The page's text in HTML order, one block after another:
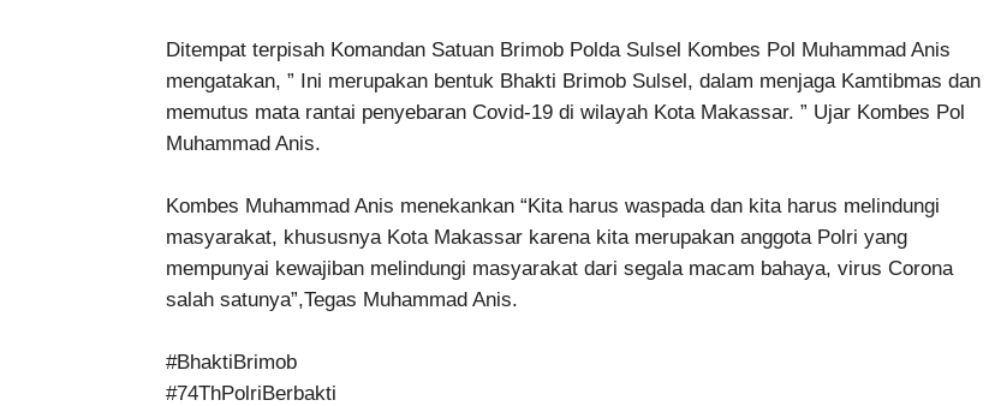
Ditempat terpisah Komandan Satuan Brimob Polda Sulsel Kombes Pol Muhammad Anis
mengatakan, ” Ini merupakan bentuk Bhakti Brimob Sulsel, dalam menjaga Kamtibmas dan
memutus mata rantai penyebaran Covid-19 di wilayah Kota Makassar. ” Ujar Kombes Pol
Muhammad Anis.
Kombes Muhammad Anis menekankan “Kita harus waspada dan kita harus melindungi
masyarakat, khususnya Kota Makassar karena kita merupakan anggota Polri yang
mempunyai kewajiban melindungi masyarakat dari segala macam bahaya, virus Corona
salah satunya”,Tegas Muhammad Anis.
#BhaktiBrimob
#74ThPolriBerbakti